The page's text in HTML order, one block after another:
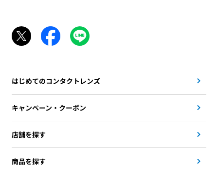
はじめてのコンタクトレンズ
キャンペーン・クーポン
店舗を探す
商品を探す